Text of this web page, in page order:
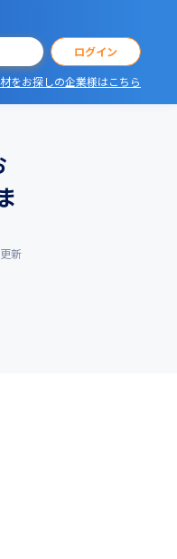
ログイン
をお探しの企業様はこちら
更新